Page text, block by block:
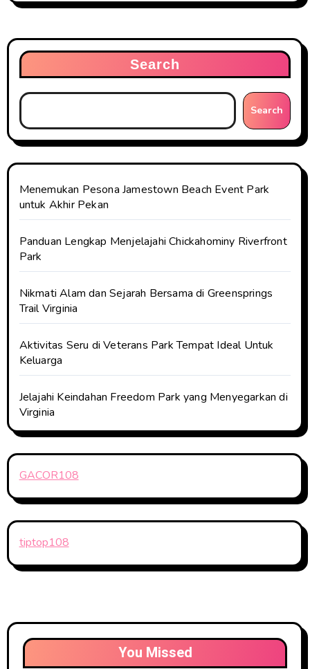
Search
Search
Menemukan Pesona Jamestown Beach Event Park
untuk Akhir Pekan
Panduan Lengkap Menjelajahi Chickahominy Riverfront
Park
Nikmati Alam dan Sejarah Bersama di Greensprings
Trail Virginia
Aktivitas Seru di Veterans Park Tempat Ideal Untuk
Keluarga
Jelajahi Keindahan Freedom Park yang Menyegarkan di
Virginia
GACOR108
tiptop108
You Missed